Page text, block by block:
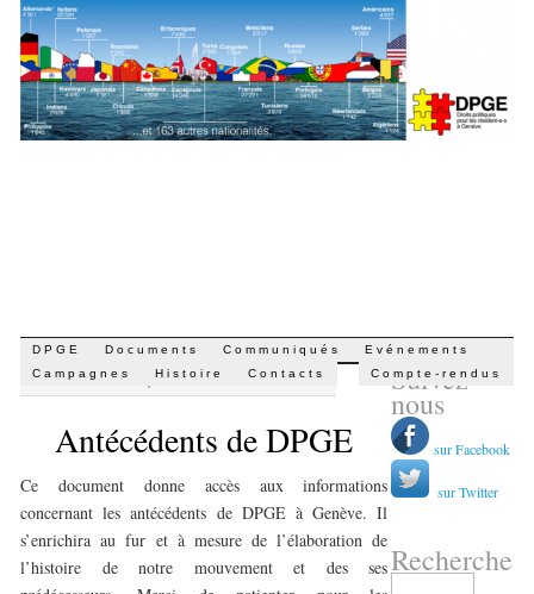
Aller
au
contenu
DPGE Documents Communiqués
Evénements
Campagnes
Histoire Contacts Compte-rendus
PAR DARIO CIPRUT 20 AVRIL 2015 · 16 H 36 MIN
Antécédents de DPGE
Ce document donne accès aux informations
concernant les antécédents de DPGE à Genève. Il
s’enrichira au fur et à mesure de l’élaboration de
l’histoire de notre mouvement et des ses
Suivez-
nous
sur Facebook
sur Twitter
Recherche